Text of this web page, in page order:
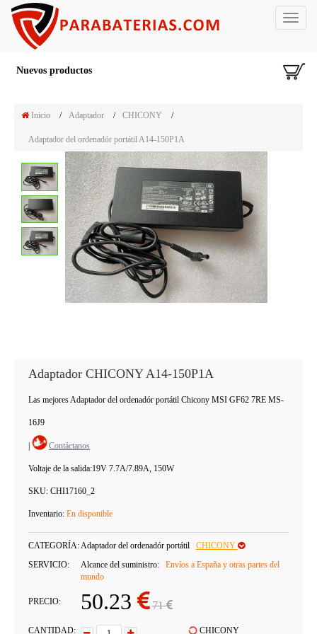
Toggle
Nuevos productos
Inicio / Adaptador / CHICONY /
Adaptador del ordenadór portátil A14-150P1A
Adaptador CHICONY A14-150P1A
Las mejores Adaptador del ordenadór portátil Chicony MSI GF62 7RE MS-
16J9
Contáctanos
Voltaje de la salida:19V 7.7A/7.89A, 150W
SKU: CHI17160_2
Inventario: En disponible
CATEGORÍA:Adaptador del ordenadór portátil
CHICONY
SERVICIO:
Alcance del suministro:
Envíos a España y otras partes del
mundo
PRECIO: 50.23 71
CANTIDAD:
CHICONY